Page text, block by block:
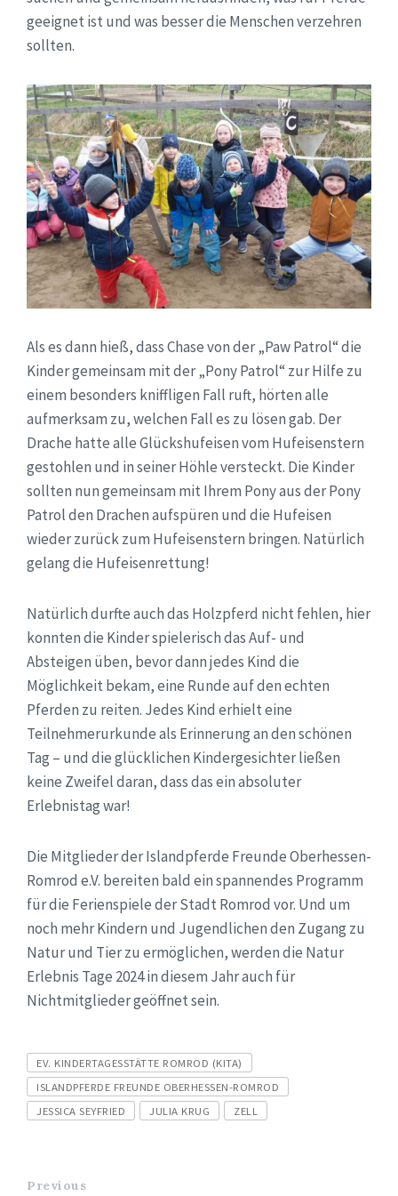
geeignet ist und was besser die Menschen verzehren
sollten.
Als es dann hieß, dass Chase von der „Paw Patrol“ die
Kinder gemeinsam mit der „Pony Patrol“ zur Hilfe zu
einem besonders kniffligen Fall ruft, hörten alle
aufmerksam zu, welchen Fall es zu lösen gab. Der
Drache hatte alle Glückshufeisen vom Hufeisenstern
gestohlen und in seiner Höhle versteckt. Die Kinder
sollten nun gemeinsam mit Ihrem Pony aus der Pony
Patrol den Drachen aufspüren und die Hufeisen
wieder zurück zum Hufeisenstern bringen. Natürlich
gelang die Hufeisenrettung!
Natürlich durfte auch das Holzpferd nicht fehlen, hier
konnten die Kinder spielerisch das Auf- und
Absteigen üben, bevor dann jedes Kind die
Möglichkeit bekam, eine Runde auf den echten
Pferden zu reiten. Jedes Kind erhielt eine
Teilnehmerurkunde als Erinnerung an den schönen
Tag – und die glücklichen Kindergesichter ließen
keine Zweifel daran, dass das ein absoluter
Erlebnistag war!
Die Mitglieder der Islandpferde Freunde Oberhessen-
Romrod e.V. bereiten bald ein spannendes Programm
für die Ferienspiele der Stadt Romrod vor. Und um
noch mehr Kindern und Jugendlichen den Zugang zu
Natur und Tier zu ermöglichen, werden die Natur
Erlebnis Tage 2024 in diesem Jahr auch für
Nichtmitglieder geöffnet sein.
Tags
EV. KINDERTAGESSTÄTTE ROMROD (KITA)
ISLANDPFERDE FREUNDE OBERHESSEN-ROMROD
JESSICA SEYFRIED
JULIA KRUG ZELL
Previous